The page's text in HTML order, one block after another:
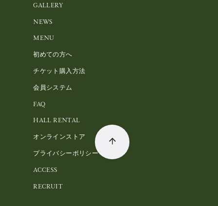
GALLERY
NEWS
MENU
初めての方へ
チケット購入方法
会員システム
FAQ
HALL RENTAL
オンラインストア
プライバシーポリシー
ACCESS
RECRUIT